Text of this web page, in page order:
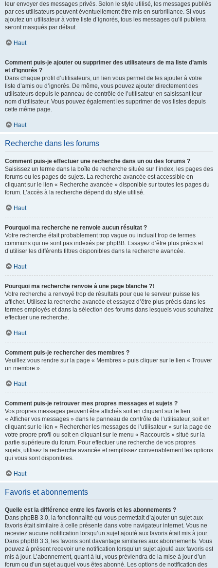
leur envoyer des messages privés. Selon le style utilisé, les messages publiés
par ces utilisateurs peuvent éventuellement être mis en surbrillance. Si vous
ajoutez un utilisateur à votre liste d’ignorés, tous les messages qu’il publiera
seront masqués par défaut.
Haut
Comment puis-je ajouter ou supprimer des utilisateurs de ma liste d’amis
et d’ignorés ?
Dans chaque profil d’utilisateurs, un lien vous permet de les ajouter à votre
liste d’amis ou d’ignorés. De même, vous pouvez ajouter directement des
utilisateurs depuis le panneau de contrôle de l’utilisateur en saisissant leur
nom d’utilisateur. Vous pouvez également les supprimer de vos listes depuis
cette même page.
Haut
Recherche dans les forums
Comment puis-je effectuer une recherche dans un ou des forums ?
Saisissez un terme dans la boîte de recherche située sur l’index, les pages des
forums ou les pages de sujets. La recherche avancée est accessible en
cliquant sur le lien « Recherche avancée » disponible sur toutes les pages du
forum. L’accès à la recherche dépend du style utilisé.
Haut
Pourquoi ma recherche ne renvoie aucun résultat ?
Votre recherche était probablement trop vague ou incluait trop de termes
communs qui ne sont pas indexés par phpBB. Essayez d’être plus précis et
d’utiliser les différents filtres disponibles dans la recherche avancée.
Haut
Pourquoi ma recherche renvoie à une page blanche ?!
Votre recherche a renvoyé trop de résultats pour que le serveur puisse les
afficher. Utilisez la recherche avancée et essayez d’être plus précis dans les
termes employés et dans la sélection des forums dans lesquels vous souhaitez
effectuer une recherche.
Haut
Comment puis-je rechercher des membres ?
Veuillez vous rendre sur la page « Membres » puis cliquer sur le lien « Trouver
un membre ».
Haut
Comment puis-je retrouver mes propres messages et sujets ?
Vos propres messages peuvent être affichés soit en cliquant sur le lien
« Afficher vos messages » dans le panneau de contrôle de l’utilisateur, soit en
cliquant sur le lien « Rechercher les messages de l’utilisateur » sur la page de
votre propre profil ou soit en cliquant sur le menu « Raccourcis » situé sur la
partie supérieure du forum. Pour effectuer une recherche de vos propres
sujets, utilisez la recherche avancée et remplissez convenablement les options
qui vous sont disponibles.
Haut
Favoris et abonnements
Quelle est la différence entre les favoris et les abonnements ?
Dans phpBB 3.0, la fonctionnalité qui vous permettait d’ajouter un sujet aux
favoris était similaire à celle présente dans votre navigateur internet. Vous ne
receviez aucune notification lorsqu’un sujet ajouté aux favoris était mis à jour.
Dans phpBB 3.3, les favoris sont davantage similaires aux abonnements. Vous
pouvez à présent recevoir une notification lorsqu’un sujet ajouté aux favoris est
mis à jour. L’abonnement, quant à lui, vous préviendra de la mise à jour d’un
forum ou d’un sujet auquel vous êtes abonné. Les options de notification des